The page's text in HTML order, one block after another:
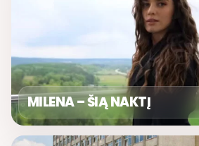
MILENA – ŠIĄ NAKTĮ